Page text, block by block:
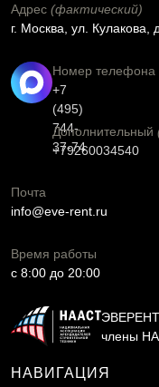
Адрес (фактический)
г. Москва, ул.
Номер телефона
+7
(495)
744-
37-74
Дополнительный
+79260034540
Почта
info@eve-rent.ru
Время работы
c 8:00 до 20:00
члены
НАВИГАЦИЯ